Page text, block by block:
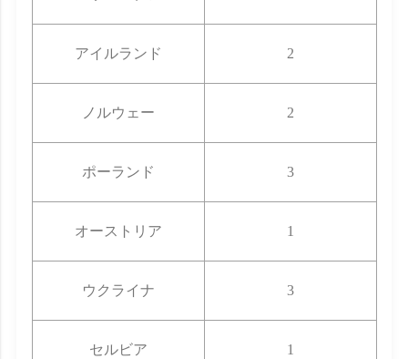
アイルランド 2
ノルウェー 2
ポーランド 3
オーストリア 1
ウクライナ 3
セルビア 1